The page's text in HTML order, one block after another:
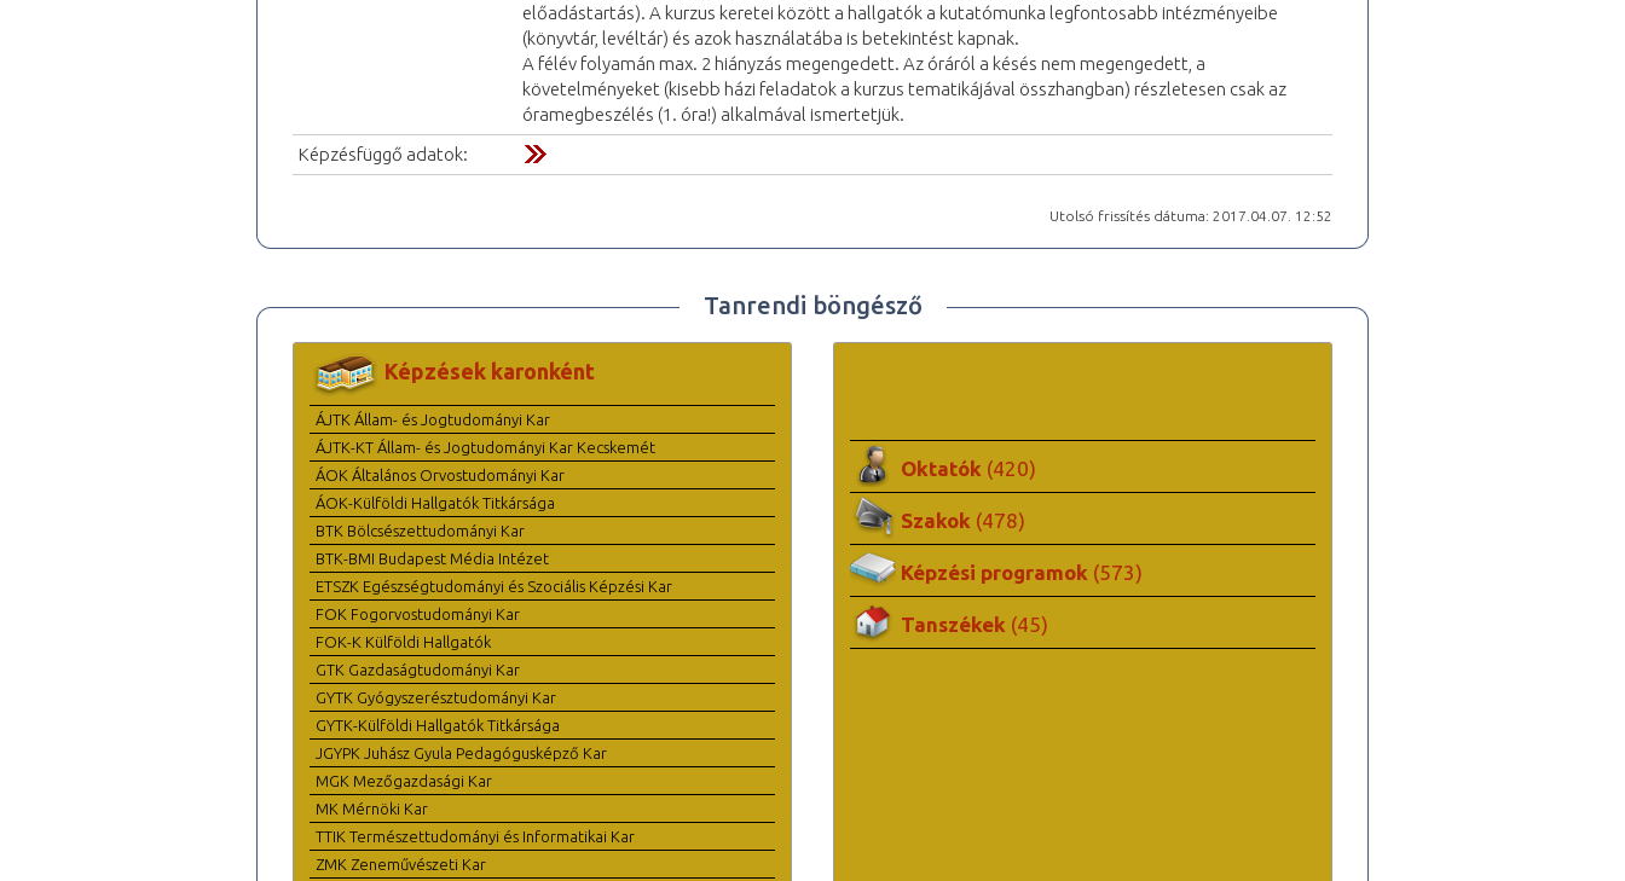
előadástartás). A kurzus keretei között a hallgatók a kutatómunka legfontosabb intézményeibe
(könyvtár, levéltár) és azok használatába is betekintést kapnak.
A félév folyamán max. 2 hiányzás megengedett. Az óráról a késés nem megengedett, a
követelményeket (kisebb házi feladatok a kurzus tematikájával összhangban) részletesen csak az
óramegbeszélés (1. óra!) alkalmával ismertetjük.
Képzésfüggő adatok:
Utolsó frissítés dátuma: 2017.04.07. 12:52
Tanrendi böngésző
Képzések karonként
ÁJTK Állam- és Jogtudományi Kar
ÁJTK-KT Állam- és Jogtudományi Kar Kecskemét
ÁOK Általános Orvostudományi Kar
ÁOK-Külföldi Hallgatók Titkársága
BTK Bölcsészettudományi Kar
BTK-BMI Budapest Média Intézet
ETSZK Egészségtudományi és Szociális Képzési Kar
FOK Fogorvostudományi Kar
FOK-K Külföldi Hallgatók
GTK Gazdaságtudományi Kar
GYTK Gyógyszerésztudományi Kar
GYTK-Külföldi Hallgatók Titkársága
JGYPK Juhász Gyula Pedagógusképző Kar
MGK Mezőgazdasági Kar
MK Mérnöki Kar
TTIK Természettudományi és Informatikai Kar
ZMK Zeneművészeti Kar
Oktatók (420)
Szakok (478)
Képzési programok (573)
Tanszékek (45)